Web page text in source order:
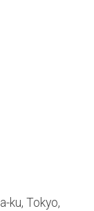
ku, Tokyo,